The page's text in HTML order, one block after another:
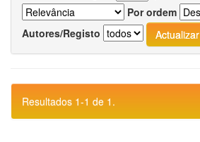
Por ordem
Autores/Registo
Resultados 1-1 de 1.